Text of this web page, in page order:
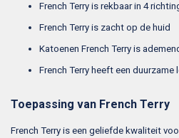
French Terry is rekbaar in 4
French Terry is zacht op de huid
Katoenen French Terry is
French Terry heeft een duurzame
Toepassing van French Terry
French Terry is een geliefde kwaliteit